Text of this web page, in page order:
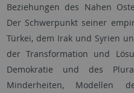
Beziehungen des Nahen
Der Schwerpunkt seiner
Türkei, dem Irak und Syrien
der Transformation und
Demokratie und des
Minderheiten, Modellen